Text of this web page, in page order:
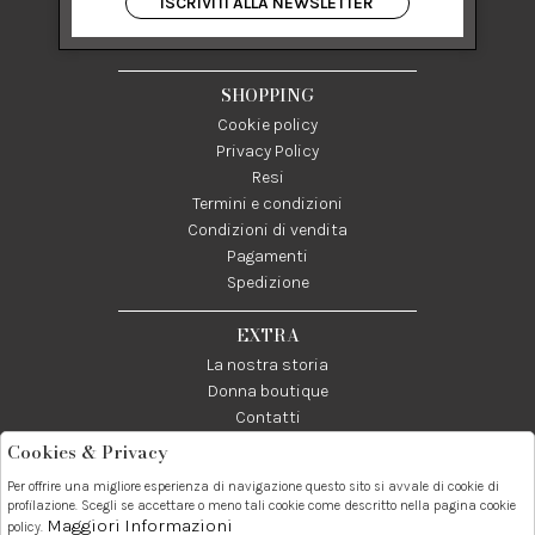
84122 Salerno Italia
P IVA 03024950655
SHOPPING
Cookie policy
Privacy Policy
Resi
Termini e condizioni
Condizioni di vendita
Pagamenti
Spedizione
EXTRA
La nostra storia
Donna boutique
Contatti
Telefono:
089237858
Whatsapp:
3338855601
Contatti:
info@donna1981.it
Cookies & Privacy
Per offrire una migliore esperienza di navigazione questo sito si avvale di cookie di
profilazione. Scegli se accettare o meno tali cookie come descritto nella pagina cookie
policy. Maggiori Informazioni